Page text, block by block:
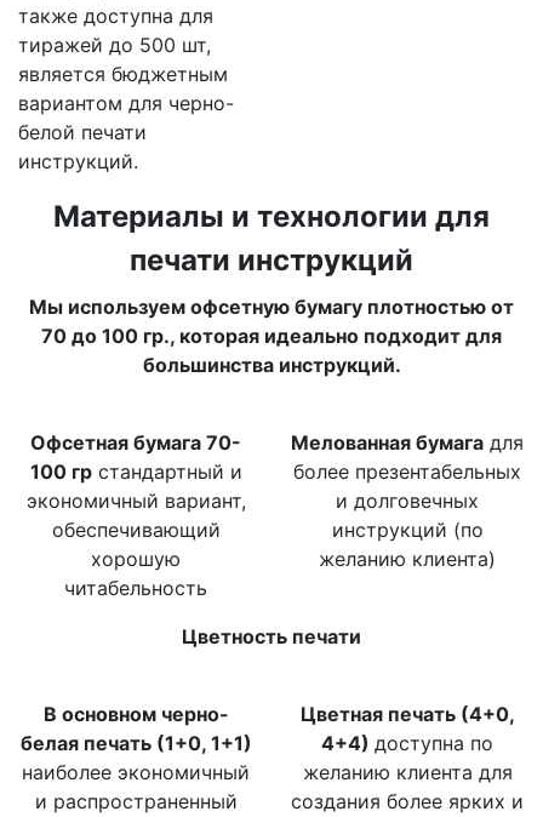
также доступна для
тиражей до 500 шт,
является бюджетным
вариантом для черно-
белой печати
инструкций.
Материалы и технологии для
печати инструкций
Мы используем офсетную бумагу плотностью от
70 до 100 гр., которая идеально подходит для
большинства инструкций.
Офсетная бумага 70-
100 грстандартный и
экономичный вариант,
обеспечивающий
хорошую
читабельность
Мелованная бумага для
более презентабельных
и долговечных
инструкций (по
желанию клиента)
Цветность печати
В основном черно-
белая печать (1+0, 1+1)
наиболее экономичный
и распространенный
Цветная печать (4+0,
4+4) доступна по
желанию клиента для
создания более ярких и